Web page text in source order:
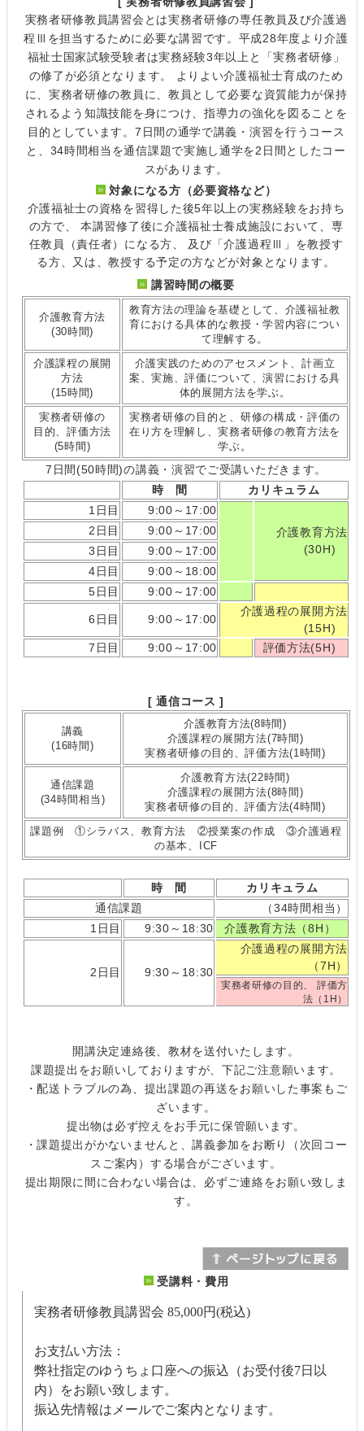
実務者研修教員講習会とは実務者研修の専任教員及び介護過
程Ⅲを担当するために必要な講習です。平成28年度より介護
福祉士国家試験受験者は実務経験3年以上と「実務者研修」
の修了が必須となります。 よりよい介護福祉士育成のため
に、実務者研修の教員に、教員として必要な資質能力が保持
されるよう知識技能を身につけ、指導力の強化を図ることを
目的としています。7日間の通学で講義・演習を行うコース
と、34時間相当を通信課題で実施し通学を2日間としたコー
スがあります。
対象になる方（必要資格など）
介護福祉士の資格を習得した後5年以上の実務経験をお持ち
の方で、 本講習修了後に介護福祉士養成施設において、専
任教員（責任者）になる方、 及び「介護過程Ⅲ」を教授す
る方、又は、教授する予定の方などが対象となります。
講習時間の概要
介護教育方法
(30時間)
教育方法の理論を基礎として、介護福祉教
育における具体的な教授・学習内容につい
て理解する。
介護課程の展開
方法
(15時間)
介護実践のためのアセスメント、計画立
案、実施、評価について、演習における具
体的展開方法を学ぶ。
実務者研修の
目的、評価方法
(5時間)
実務者研修の目的と、研修の構成・評価の
在り方を理解し、実務者研修の教育方法を
学ぶ。
7日間(50時間)の講義・演習でご受講いただきます。
時 間
カリキュラム
1日目
9:00～17:00
介護教育方法
(30H)
2日目
9:00～17:00
3日目
9:00～17:00
4日目
9:00～18:00
5日目
9:00～17:00
6日目 9:00～17:00
介護過程の展開方法
(15H)
7日目
9:00～17:00 評価方法(5H)
[ 通信コース ]
講義
(16時間)
介護教育方法(8時間)
介護課程の展開方法(7時間)
実務者研修の目的、評価方法(1時間)
通信課題
(34時間相当)
介護教育方法(22時間)
介護課程の展開方法(8時間)
実務者研修の目的、評価方法(4時間)
課題例 ①シラバス、教育方法 ②授業案の作成 ③介護過程
の基本、ICF
時 間
カリキュラム
通信課題
（34時間相当）
1日目
9:30～18:30 介護教育方法（8H）
2日目 9:30～18:30
介護過程の展開方法
（7H）
実務者研修の目的、 評価方
法（1H）
開講決定連絡後、教材を送付いたします。
課題提出をお願いしておりますが、下記ご注意願います。
・配送トラブルの為、提出課題の再送をお願いした事案もご
ざいます。
提出物は必ず控えをお手元に保管願います。
・課題提出がかないませんと、講義参加をお断り（次回コー
スご案内）する場合がございます。
提出期限に間に合わない場合は、必ずご連絡をお願い致しま
す。
受講料・費用
実務者研修教員講習会 85,000円(税込)
お支払い方法：
弊社指定のゆうちょ口座への振込（お受付後7日以
内）をお願い致します。
振込先情報はメールでご案内となります。